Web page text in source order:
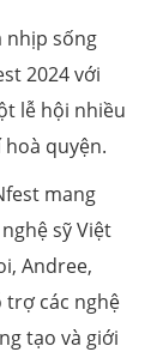
nhịp sống
2024 với
lễ hội nhiều
hoà quyện.
mang
sỹ Việt
Andree,
trợ các nghệ
tạo và giới